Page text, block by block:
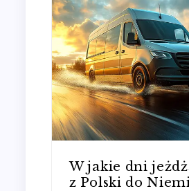
W jakie dni
z Polski do